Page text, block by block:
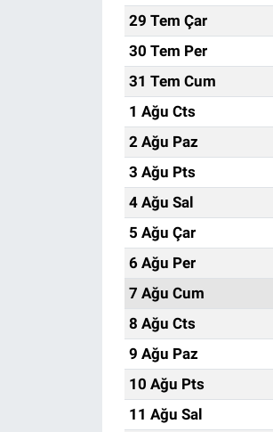
29 Tem Çar
30 Tem Per
31 Tem Cum
1 Ağu Cts
2 Ağu Paz
3 Ağu Pts
4 Ağu Sal
5 Ağu Çar
6 Ağu Per
7 Ağu Cum
8 Ağu Cts
9 Ağu Paz
10 Ağu Pts
11 Ağu Sal